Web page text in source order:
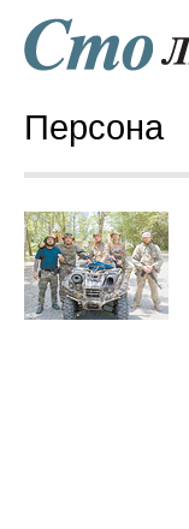
Персона